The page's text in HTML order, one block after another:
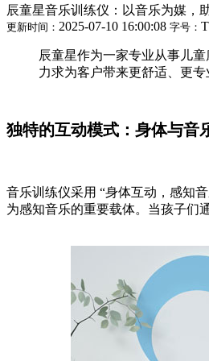
辰童星音乐训练仪：以音乐为媒，
更新时间： 2025-07-10 16:00:08 字号： T
辰童星作为一家专业从事儿
力求为客户带来更舒适、更
独特的互动模式：身体与音
音乐训练仪采用 “身体互动，感知
为感知音乐的重要载体。当孩子们